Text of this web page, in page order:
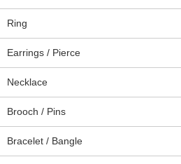
Ring
Earrings / Pierce
Necklace
Brooch / Pins
Bracelet / Bangle